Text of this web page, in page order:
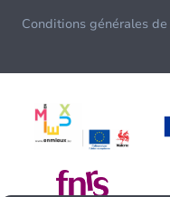
Conditions générales